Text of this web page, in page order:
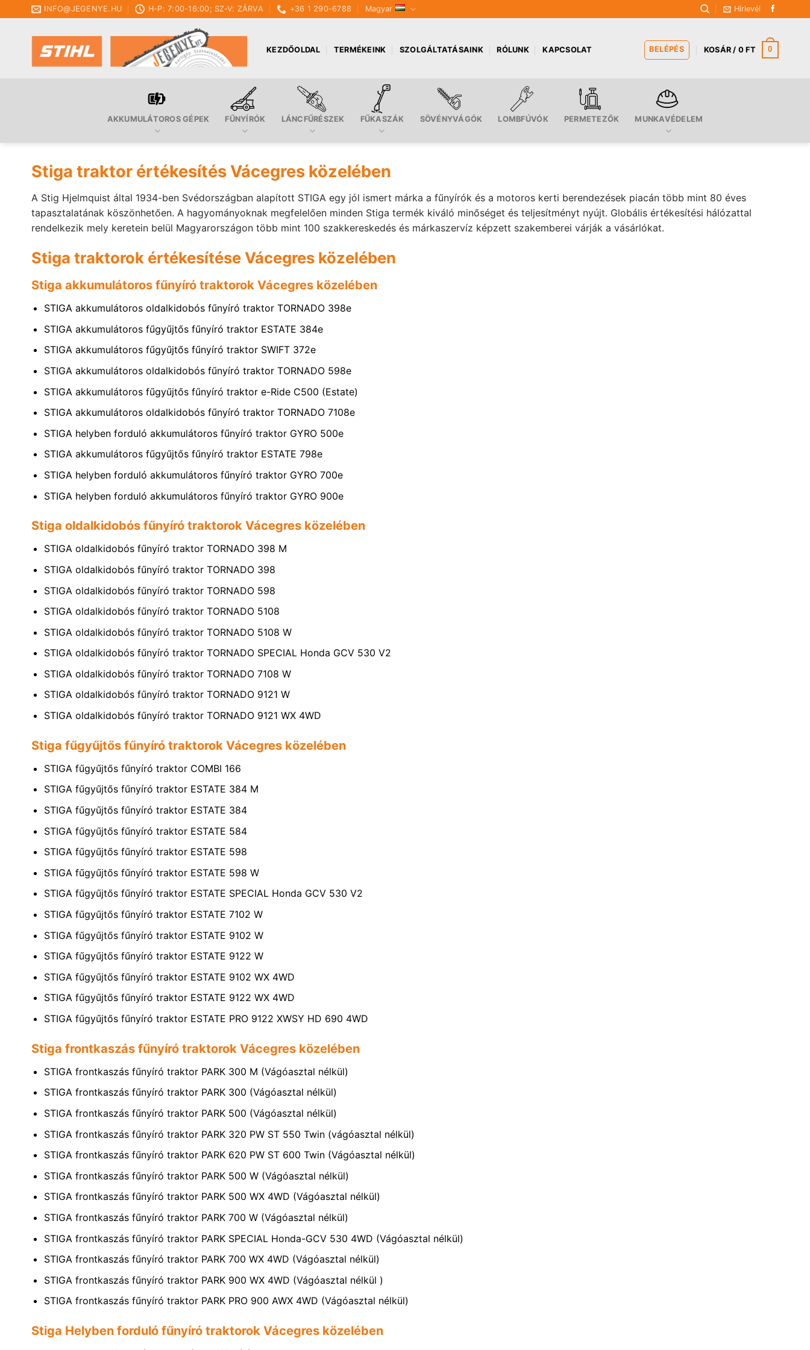
to
content
INFO@JEGENYE.HU H-P: 7:00-16:00; SZ-V: ZÁRVA +36 1 290-6788 Magyar Hírlevél
KEZDŐOLDAL TERMÉKEINK SZOLGÁLTATÁSAINK RÓLUNK KAPCSOLAT BELÉPÉS KOSÁR / 0FT 0
AKKUMULÁTOROS GÉPEK FŰNYÍRÓK LÁNCFŰRÉSZEK FŰKASZÁK SÖVÉNYVÁGÓK LOMBFÚVÓK PERMETEZŐK MUNKAVÉDELEM
Stiga traktor értékesítés Vácegres közelében
A Stig Hjelmquist által 1934-ben Svédországban alapított STIGA egy jól ismert márka a fűnyírók és a motoros kerti berendezések piacán több mint 80 éves
tapasztalatának köszönhetően. A hagyományoknak megfelelően minden Stiga termék kiváló minőséget és teljesítményt nyújt. Globális értékesítési hálózattal
rendelkezik mely keretein belül Magyarországon több mint 100 szakkereskedés és márkaszervíz képzett szakemberei várják a vásárlókat.
Stiga traktorok értékesítése Vácegres közelében
Stiga akkumulátoros fűnyíró traktorok Vácegres közelében
STIGA akkumulátoros oldalkidobós fűnyíró traktor TORNADO 398e
STIGA akkumulátoros fűgyűjtős fűnyíró traktor ESTATE 384e
STIGA akkumulátoros fűgyűjtős fűnyíró traktor SWIFT 372e
STIGA akkumulátoros oldalkidobós fűnyíró traktor TORNADO 598e
STIGA akkumulátoros fűgyűjtős fűnyíró traktor e-Ride C500 (Estate)
STIGA akkumulátoros oldalkidobós fűnyíró traktor TORNADO 7108e
STIGA helyben forduló akkumulátoros fűnyíró traktor GYRO 500e
STIGA akkumulátoros fűgyűjtős fűnyíró traktor ESTATE 798e
STIGA helyben forduló akkumulátoros fűnyíró traktor GYRO 700e
STIGA helyben forduló akkumulátoros fűnyíró traktor GYRO 900e
Stiga oldalkidobós fűnyíró traktorok Vácegres közelében
STIGA oldalkidobós fűnyíró traktor TORNADO 398 M
STIGA oldalkidobós fűnyíró traktor TORNADO 398
STIGA oldalkidobós fűnyíró traktor TORNADO 598
STIGA oldalkidobós fűnyíró traktor TORNADO 5108
STIGA oldalkidobós fűnyíró traktor TORNADO 5108 W
STIGA oldalkidobós fűnyíró traktor TORNADO SPECIAL Honda GCV 530 V2
STIGA oldalkidobós fűnyíró traktor TORNADO 7108 W
STIGA oldalkidobós fűnyíró traktor TORNADO 9121 W
STIGA oldalkidobós fűnyíró traktor TORNADO 9121 WX 4WD
Stiga fűgyűjtős fűnyíró traktorok Vácegres közelében
STIGA fűgyűjtős fűnyíró traktor COMBI 166
STIGA fűgyűjtős fűnyíró traktor ESTATE 384 M
STIGA fűgyűjtős fűnyíró traktor ESTATE 384
STIGA fűgyűjtős fűnyíró traktor ESTATE 584
STIGA fűgyűjtős fűnyíró traktor ESTATE 598
STIGA fűgyűjtős fűnyíró traktor ESTATE 598 W
STIGA fűgyűjtős fűnyíró traktor ESTATE SPECIAL Honda GCV 530 V2
STIGA fűgyűjtős fűnyíró traktor ESTATE 7102 W
STIGA fűgyűjtős fűnyíró traktor ESTATE 9102 W
STIGA fűgyűjtős fűnyíró traktor ESTATE 9122 W
STIGA fűgyűjtős fűnyíró traktor ESTATE 9102 WX 4WD
STIGA fűgyűjtős fűnyíró traktor ESTATE 9122 WX 4WD
STIGA fűgyűjtős fűnyíró traktor ESTATE PRO 9122 XWSY HD 690 4WD
Stiga frontkaszás fűnyíró traktorok Vácegres közelében
STIGA frontkaszás fűnyíró traktor PARK 300 M (Vágóasztal nélkül)
STIGA frontkaszás fűnyíró traktor PARK 300 (Vágóasztal nélkül)
STIGA frontkaszás fűnyíró traktor PARK 500 (Vágóasztal nélkül)
STIGA frontkaszás fűnyíró traktor PARK 320 PW ST 550 Twin (vágóasztal nélkül)
STIGA frontkaszás fűnyíró traktor PARK 620 PW ST 600 Twin (Vágóasztal nélkül)
STIGA frontkaszás fűnyíró traktor PARK 500 W (Vágóasztal nélkül)
STIGA frontkaszás fűnyíró traktor PARK 500 WX 4WD (Vágóasztal nélkül)
STIGA frontkaszás fűnyíró traktor PARK 700 W (Vágóasztal nélkül)
STIGA frontkaszás fűnyíró traktor PARK SPECIAL Honda-GCV 530 4WD (Vágóasztal nélkül)
STIGA frontkaszás fűnyíró traktor PARK 700 WX 4WD (Vágóasztal nélkül)
STIGA frontkaszás fűnyíró traktor PARK 900 WX 4WD (Vágóasztal nélkül )
STIGA frontkaszás fűnyíró traktor PARK PRO 900 AWX 4WD (Vágóasztal nélkül)
Stiga Helyben forduló fűnyíró traktorok Vácegres közelében